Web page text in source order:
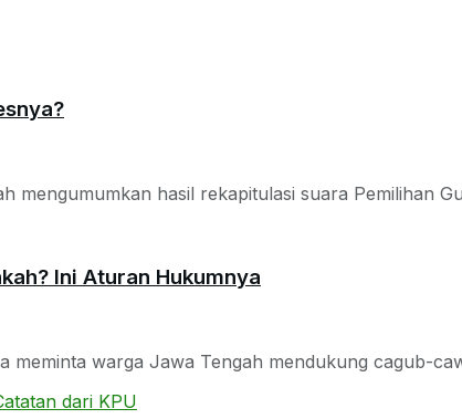
mengumumkan hasil rekapitulasi suara Pemilihan
Ini Aturan Hukumnya
warga Jawa Tengah mendukung cagub-